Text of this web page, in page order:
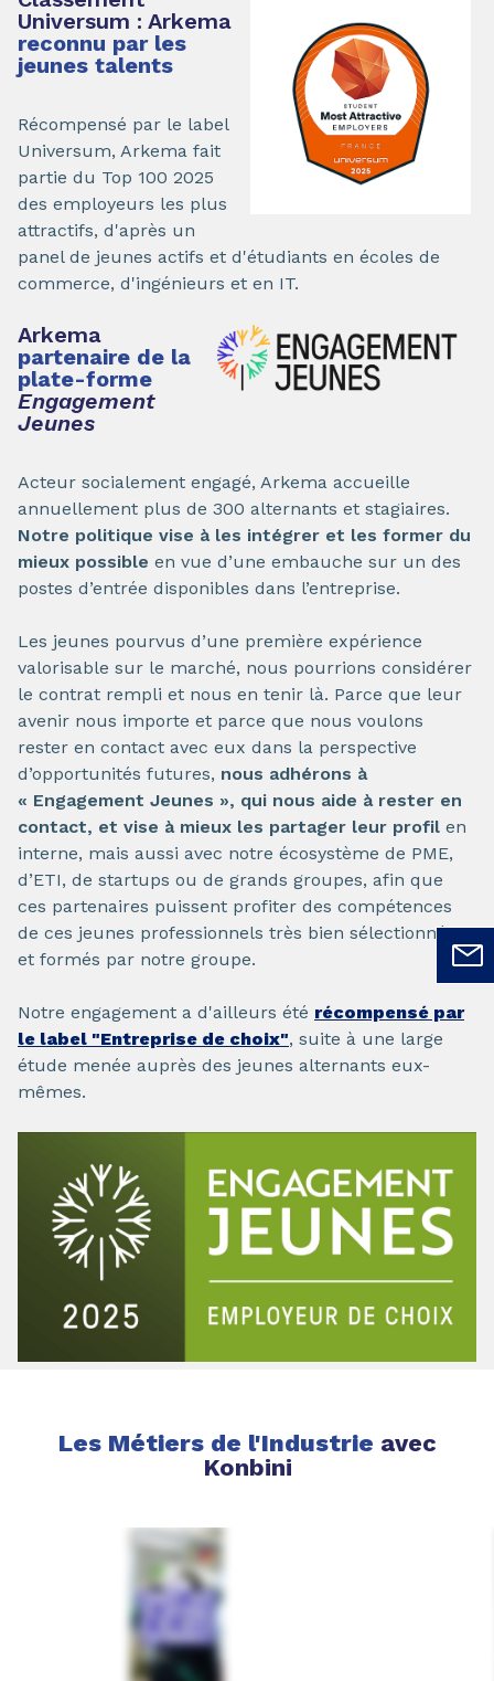
Universum : Arkema
reconnu par les
jeunes talents
Récompensé par le label
Universum, Arkema fait
partie du Top 100 2025
des employeurs les plus
attractifs, d'après un
panel de jeunes actifs et d'étudiants en écoles de
commerce, d'ingénieurs et en IT.
Arkema
partenaire de la
plate-forme
Engagement
Jeunes
Acteur socialement engagé, Arkema accueille
annuellement plus de 300 alternants et stagiaires.
Notre politique vise à les intégrer et les former du
mieux possible en vue d’une embauche sur un des
postes d’entrée disponibles dans l’entreprise.
Les jeunes pourvus d’une première expérience
valorisable sur le marché, nous pourrions considérer
le contrat rempli et nous en tenir là. Parce que leur
avenir nous importe et parce que nous voulons
rester en contact avec eux dans la perspective
d’opportunités futures, nous adhérons à
« Engagement Jeunes », qui nous aide à rester en
contact, et vise à mieux les partager leur profil en
interne, mais aussi avec notre écosystème de PME,
d’ETI, de startups ou de grands groupes, afin que
ces partenaires puissent profiter des compétences
de ces jeunes professionnels très bien sélectionnés
et formés par notre groupe.
Notre engagement a d'ailleurs été récompensé par
le label "Entreprise de choix", suite à une large
étude menée auprès des jeunes alternants eux-
mêmes.
Les Métiers de l'Industrie avec
Konbini